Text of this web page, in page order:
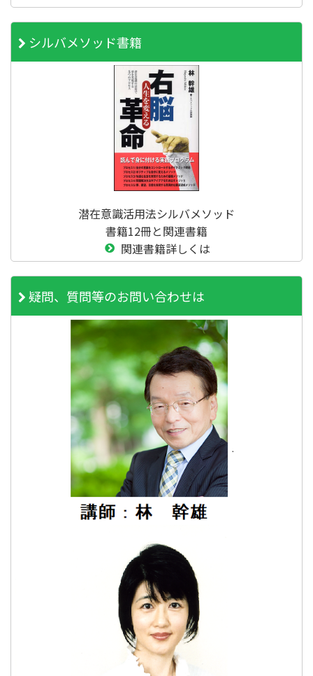
シルバメソッド書籍
潜在意識活用法シルバメソッド
書籍12冊と関連書籍
関連書籍詳しくは
疑問、質問等のお問い合わせは